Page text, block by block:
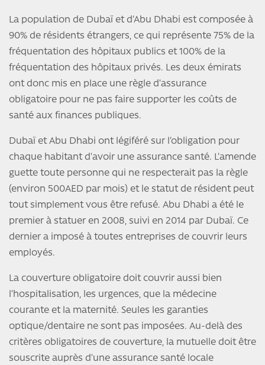
La population de Dubaï et d’Abu Dhabi est composée à
90% de résidents étrangers, ce qui représente 75% de la
fréquentation des hôpitaux publics et 100% de la
fréquentation des hôpitaux privés. Les deux émirats
ont donc mis en place une règle d’assurance
obligatoire pour ne pas faire supporter les coûts de
santé aux finances publiques.
Dubaï et Abu Dhabi ont légiféré sur l’obligation pour
chaque habitant d’avoir une assurance santé. L’amende
guette toute personne qui ne respecterait pas la règle
(environ 500AED par mois) et le statut de résident peut
tout simplement vous être refusé. Abu Dhabi a été le
premier à statuer en 2008, suivi en 2014 par Dubaï. Ce
dernier a imposé à toutes entreprises de couvrir leurs
employés.
La couverture obligatoire doit couvrir aussi bien
l’hospitalisation, les urgences, que la médecine
courante et la maternité. Seules les garanties
optique/dentaire ne sont pas imposées. Au-delà des
critères obligatoires de couverture, la mutuelle doit être
souscrite auprès d’une assurance santé locale